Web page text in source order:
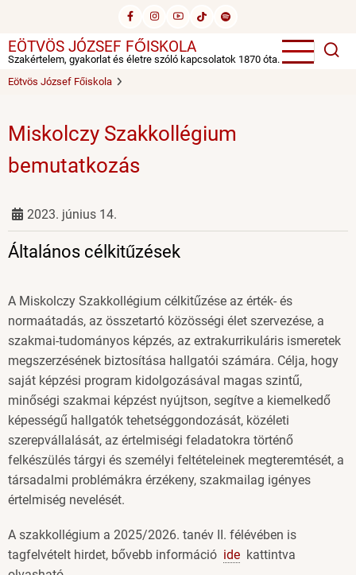
tartalomra
EÖTVÖS JÓZSEF FŐISKOLA
Szakértelem, gyakorlat és életre szóló kapcsolatok 1870 óta.
Eötvös József Főiskola
Miskolczy Szakkollégium
bemutatkozás
2023. június 14.
Általános célkitűzések
A Miskolczy Szakkollégium célkitűzése az érték- és
normaátadás, az összetartó közösségi élet szervezése, a
szakmai-tudományos képzés, az extrakurrikuláris ismeretek
megszerzésének biztosítása hallgatói számára. Célja, hogy
saját képzési program kidolgozásával magas szintű,
minőségi szakmai képzést nyújtson, segítve a kiemelkedő
képességű hallgatók tehetséggondozását, közéleti
szerepvállalását, az értelmiségi feladatokra történő
felkészülés tárgyi és személyi feltételeinek megteremtését, a
társadalmi problémákra érzékeny, szakmailag igényes
értelmiség nevelését.
A szakkollégium a 2025/2026. tanév II. félévében is
tagfelvételt hirdet, bővebb információ ide kattintva